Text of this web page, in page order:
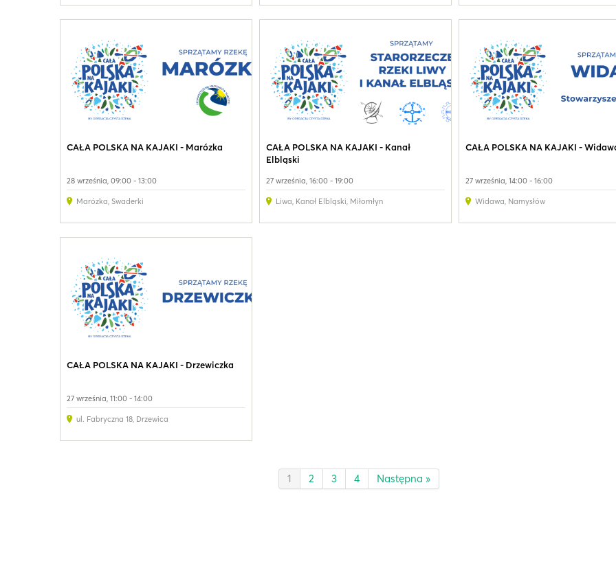
CAŁA POLSKA NA KAJAKI - Marózka
28 września, 09:00 - 13:00
Marózka, Swaderki
CAŁA POLSKA NA KAJAKI - Kanał
Elbląski
27 września, 16:00 - 19:00
Liwa, Kanał Elbląski, Miłomłyn
CAŁA POLSKA NA KAJAKI -
27 września, 14:00 - 16:00
Widawa, Namysłów
CAŁA POLSKA NA KAJAKI - Drzewiczka
27 września, 11:00 - 14:00
ul. Fabryczna 18, Drzewica
1 2 3 4 Następna »